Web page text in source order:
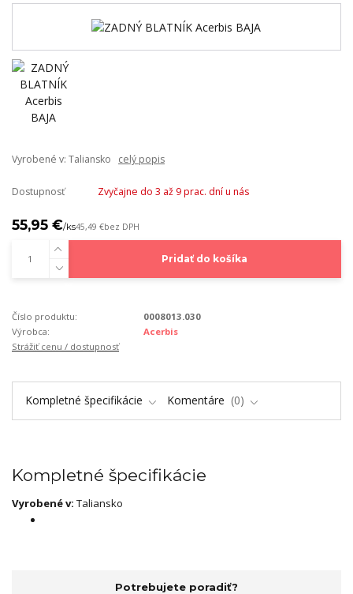
Vyrobené v: Taliansko celý popis
Dostupnosť Zvyčajne do 3 až 9 prac. dní u nás
55,95 €/ks45,49 €bez DPH
Pridať do košíka
Číslo produktu:
0008013.030
Výrobca:
Acerbis
Strážiť cenu / dostupnosť
Kompletné špecifikácie Komentáre 0
Kompletné špecifikácie
Vyrobené v: Taliansko
Potrebujete poradiť?